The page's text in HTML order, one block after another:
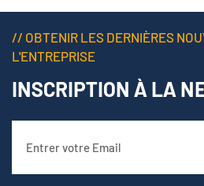
// OBTENIR LES DERNIÈRES
L'ENTREPRISE
INSCRIPTION À LA